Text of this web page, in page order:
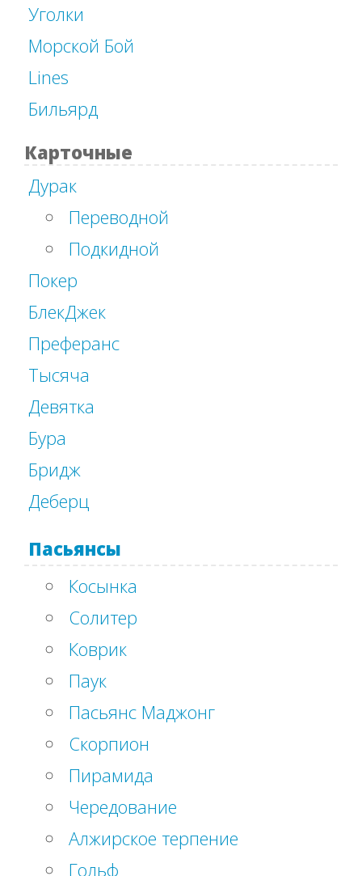
Уголки
Морской Бой
Lines
Бильярд
Карточные
Дурак
Переводной
Подкидной
Покер
БлекДжек
Преферанс
Тысяча
Девятка
Бура
Бридж
Деберц
Пасьянсы
Косынка
Солитер
Коврик
Паук
Пасьянс Маджонг
Скорпион
Пирамида
Чередование
Алжирское терпение
Гольф